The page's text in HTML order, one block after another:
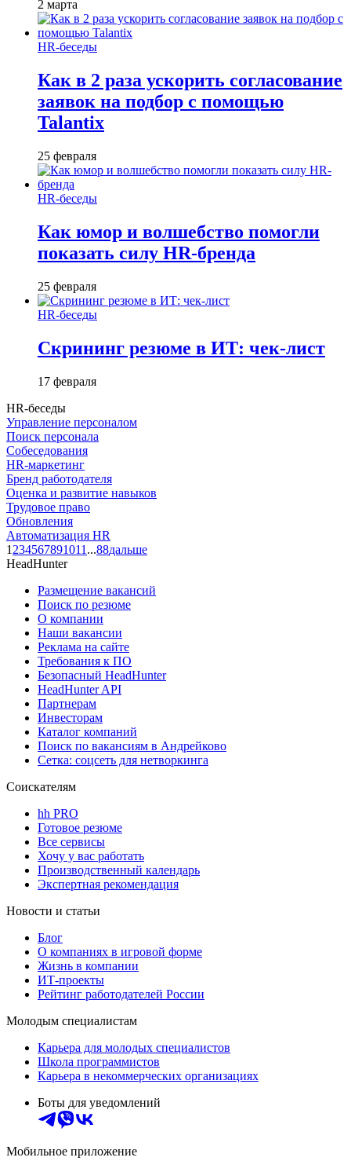
2 марта
HR-беседы
Как в 2 раза ускорить согласование
заявок на подбор с помощью
Talantix
25 февраля
HR-беседы
Как юмор и волшебство помогли
показать силу HR-бренда
25 февраля
HR-беседы
Скрининг резюме в ИТ: чек-лист
17 февраля
HR-беседы
Управление персоналом
Поиск персонала
Собеседования
HR-маркетинг
Бренд работодателя
Оценка и развитие навыков
Трудовое право
Обновления
Автоматизация HR
1 234567891011 ...88дальше
HeadHunter
Размещение вакансий
Поиск по резюме
О компании
Наши вакансии
Реклама на сайте
Требования к ПО
Безопасный HeadHunter
HeadHunter API
Партнерам
Инвесторам
Каталог компаний
Поиск по вакансиям в Андрейково
Сетка: соцсеть для нетворкинга
Соискателям
hh PRO
Готовое резюме
Все сервисы
Хочу у вас работать
Производственный календарь
Экспертная рекомендация
Новости и статьи
Блог
О компаниях в игровой форме
Жизнь в компании
ИТ-проекты
Рейтинг работодателей России
Молодым специалистам
Карьера для молодых специалистов
Школа программистов
Карьера в некоммерческих организациях
Боты для уведомлений
Мобильное приложение